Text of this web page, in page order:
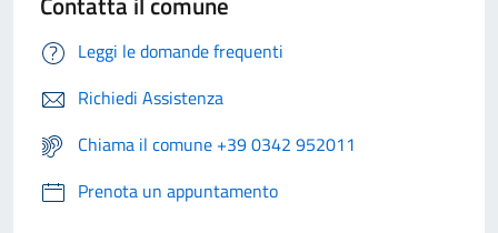
Leggi le domande frequenti
Richiedi Assistenza
Chiama il comune +39 0342 952011
Prenota un appuntamento